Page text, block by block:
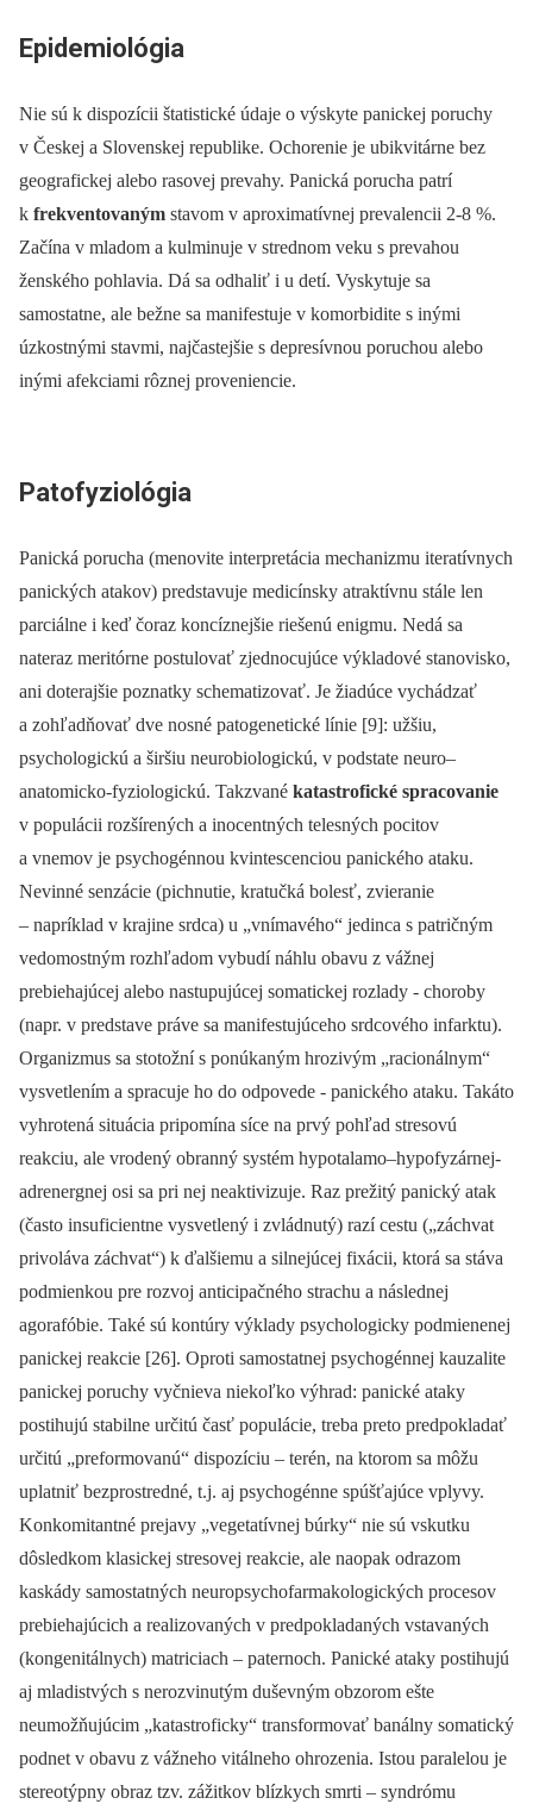
Epidemiológia
Nie sú k dispozícii štatistické údaje o výskyte panickej poruchy
v Českej a Slovenskej republike. Ochorenie je ubikvitárne bez
geografickej alebo rasovej prevahy. Panická porucha patrí
k frekventovaným stavom v aproximatívnej prevalencii 2-8 %.
Začína v mladom a kulminuje v strednom veku s prevahou
ženského pohlavia. Dá sa odhaliť i u detí. Vyskytuje sa
samostatne, ale bežne sa manifestuje v komorbidite s inými
úzkostnými stavmi, najčastejšie s depresívnou poruchou alebo
inými afekciami rôznej proveniencie.
Patofyziológia
Panická porucha (menovite interpretácia mechanizmu iteratívnych
panických atakov) predstavuje medicínsky atraktívnu stále len
parciálne i keď čoraz koncíznejšie riešenú enigmu. Nedá sa
nateraz meritórne postulovať zjednocujúce výkladové stanovisko,
ani doterajšie poznatky schematizovať. Je žiadúce vychádzať
a zohľadňovať dve nosné patogenetické línie [9]: užšiu,
psychologickú a širšiu neurobiologickú, v podstate neuro–
anatomicko-fyziologickú. Takzvané katastrofické spracovanie
v populácii rozšírených a inocentných telesných pocitov
a vnemov je psychogénnou kvintescenciou panického ataku.
Nevinné senzácie (pichnutie, kratučká bolesť, zvieranie
–⁠ napríklad v krajine srdca) u „vnímavého“ jedinca s patričným
vedomostným rozhľadom vybudí náhlu obavu z vážnej
prebiehajúcej alebo nastupujúcej somatickej rozlady -⁠ choroby
(napr. v predstave práve sa manifestujúceho srdcového infarktu).
Organizmus sa stotožní s ponúkaným hrozivým „racionálnym“
vysvetlením a spracuje ho do odpovede -⁠ panického ataku. Takáto
vyhrotená situácia pripomína síce na prvý pohľad stresovú
reakciu, ale vrodený obranný systém hypotalamo–hypofyzárnej-
adrenergnej osi sa pri nej neaktivizuje. Raz prežitý panický atak
(často insuficientne vysvetlený i zvládnutý) razí cestu („záchvat
privoláva záchvat“) k ďalšiemu a silnejúcej fixácii, ktorá sa stáva
podmienkou pre rozvoj anticipačného strachu a následnej
agorafóbie. Také sú kontúry výklady psychologicky podmienenej
panickej reakcie [26]. Oproti samostatnej psychogénnej kauzalite
panickej poruchy vyčnieva niekoľko výhrad: panické ataky
postihujú stabilne určitú časť populácie, treba preto predpokladať
určitú „preformovanú“ dispozíciu –⁠ terén, na ktorom sa môžu
uplatniť bezprostredné, t.j. aj psychogénne spúšťajúce vplyvy.
Konkomitantné prejavy „vegetatívnej búrky“ nie sú vskutku
dôsledkom klasickej stresovej reakcie, ale naopak odrazom
kaskády samostatných neuropsychofarmakologických procesov
prebiehajúcich a realizovaných v predpokladaných vstavaných
(kongenitálnych) matriciach –⁠ paternoch. Panické ataky postihujú
aj mladistvých s nerozvinutým duševným obzorom ešte
neumožňujúcim „katastroficky“ transformovať banálny somatický
podnet v obavu z vážneho vitálneho ohrozenia. Istou paralelou je
stereotýpny obraz tzv. zážitkov blízkych smrti –⁠ syndrómu